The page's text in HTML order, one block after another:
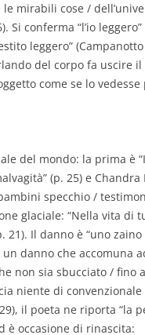
mirabili cose /
Si conferma “l’io leggero”
leggero” (Campanotto
del corpo fa uscire
come se lo vedesse
del mondo: la prima è “I
(p. 25) e Chandra
specchio /
glaciale: “Nella vita di
Il danno è “uno zaino
danno che accomuna
non sia sbucciato / fino
niente di convenzionale
il poeta ne riporta “la
è occasione di rinascita: